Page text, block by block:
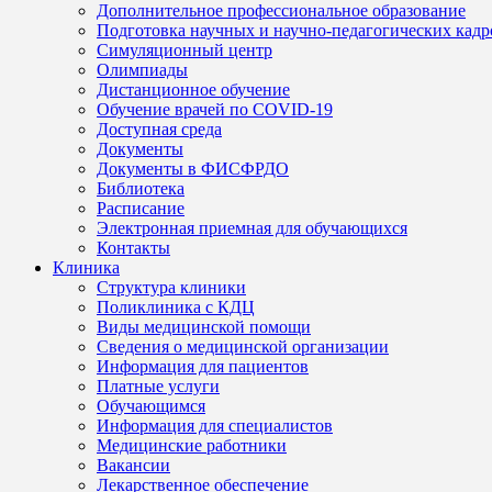
Дополнительное профессиональное образование
Подготовка научных и научно-педагогических
Симуляционный центр
Олимпиады
Дистанционное обучение
Обучение врачей по COVID-19
Доступная среда
Документы
Документы в ФИСФРДО
Библиотека
Расписание
Электронная приемная для обучающихся
Контакты
Клиника
Структура клиники
Поликлиника с КДЦ
Виды медицинской помощи
Сведения о медицинской организации
Информация для пациентов
Платные услуги
Обучающимся
Информация для специалистов
Медицинские работники
Вакансии
Лекарственное обеспечение